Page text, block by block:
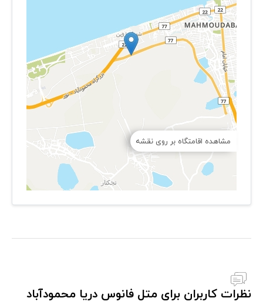
مشاهده اقامتگاه بر روی نقشه
نظرات کاربران برای متل فانوس دریا محمودآباد